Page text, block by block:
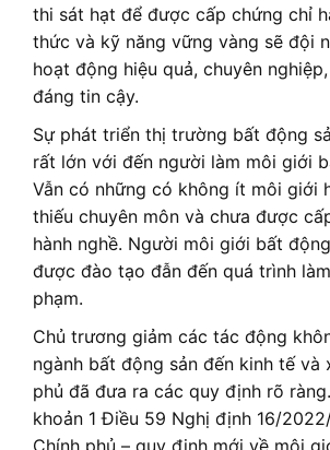
thi sát hạt để được cấp chứng chỉ
thức và kỹ năng vững vàng sẽ đội
hoạt động hiệu quả, chuyên
đáng tin cậy.
Sự phát triển thị trường bất động
rất lớn với đến người làm môi giới
Vẫn có những có không ít môi giới
thiếu chuyên môn và chưa được
hành nghề. Người môi giới bất
được đào tạo đẫn đến quá trình
phạm.
Chủ trương giảm các tác động
ngành bất động sản đến kinh tế và
phủ đã đưa ra các quy định rõ
khoản 1 Điều 59 Nghị định 16/
Chính phủ – quy định mới về môi